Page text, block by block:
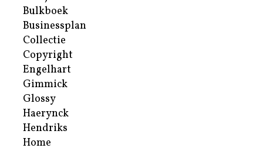
Bulkboek
Businessplan
Collectie
Copyright
Engelhart
Gimmick
Glossy
Haerynck
Hendriks
Home